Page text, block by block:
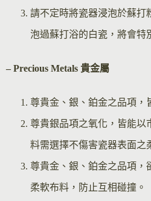
請不定時將瓷器浸泡於蘇打
泡過蘇打浴的白瓷，將會特
– Precious Metals 貴金屬
尊貴金、銀、鉑金之品項，
尊貴銀品項之氧化，皆能以
料需選擇不傷害瓷器表面之
尊貴金、銀、鉑金之品項，
柔軟布料，防止互相碰撞。